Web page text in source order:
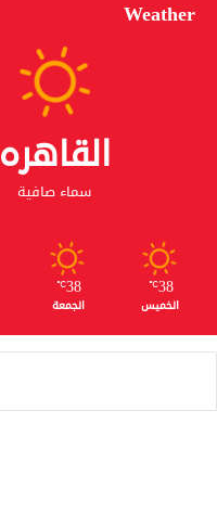
Weather
القاهره
سماء صافية
38
℃
الخميس
38
℃
الجمعة